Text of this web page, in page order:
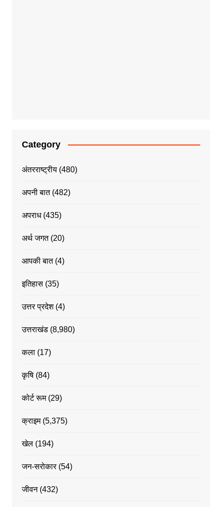
Category
अंतरराष्ट्रीय(480)
अपनी बात(482)
अपराध(435)
अर्थ जगत(20)
आपकी बात(4)
इतिहास(35)
उत्तर प्रदेश(4)
उत्तराखंड(8,980)
कला(17)
कृषि(84)
कोर्ट रूम(29)
क्राइम(5,375)
खेल(194)
जन-सरोकार(54)
जीवन(432)